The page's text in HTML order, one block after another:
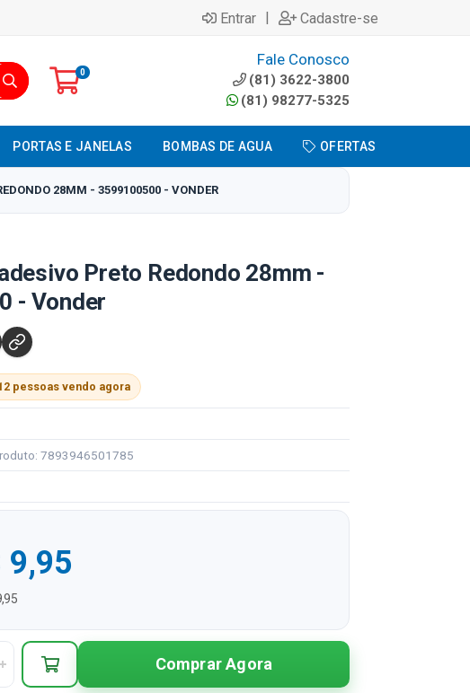
Entrar | Cadastre-se
0
Fale Conosco
(81) 3622-3800
(81) 98277-5325
PORTAS E JANELAS BOMBAS DE AGUA OFERTAS
28MM - 3599100500 - VONDER
Preto Redondo 28mm -
- Vonder
pessoas vendo agora
7893946501785
9,95
Comprar Agora